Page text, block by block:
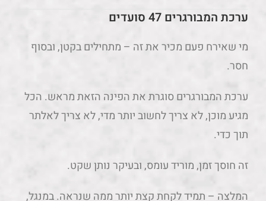
ערכת המבורגרים 47 סועדים
מי שאירח פעם מכיר את זה – מתחילים בקטן, ובסוף
חסר.
ערכת המבורגרים סוגרת את הפינה הזאת מראש. הכל
מגיע מוכן, לא צריך לחשוב יותר מדי, לא צריך לאלתר
תוך כדי.
זה חוסך זמן, מוריד עומס, ובעיקר נותן שקט.
המלצה – תמיד לקחת קצת יותר ממה שנראה. במנגל,